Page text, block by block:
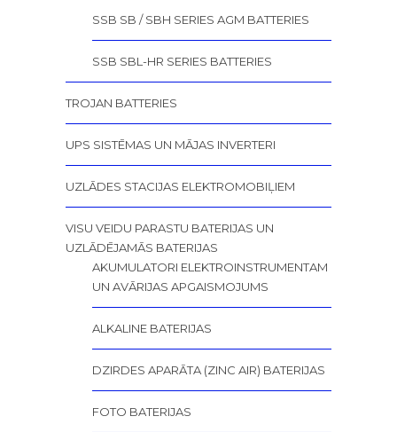
SSB SB / SBH SERIES AGM BATTERIES
SSB SBL-HR SERIES BATTERIES
TROJAN BATTERIES
UPS SISTĒMAS UN MĀJAS INVERTERI
UZLĀDES STACIJAS ELEKTROMOBIĻIEM
VISU VEIDU PARASTU BATERIJAS UN
UZLĀDĒJAMĀS BATERIJAS
AKUMULATORI ELEKTROINSTRUMENTAM
UN AVĀRIJAS APGAISMOJUMS
ALKALINE BATERIJAS
DZIRDES APARĀTA (ZINC AIR) BATERIJAS
FOTO BATERIJAS